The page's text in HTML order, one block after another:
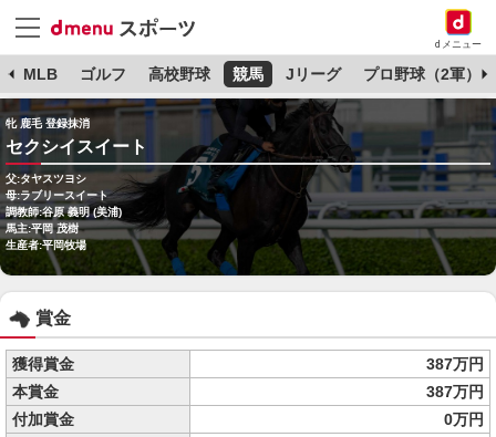
dメニュー
MLB ゴルフ 高校野球 競馬 Jリーグ プロ野球（2軍）
牝 鹿毛 登録抹消
セクシイスイート
父:タヤスツヨシ
母:ラブリースイート
調教師:谷原 義明 (美浦)
馬主:平岡 茂樹
生産者:平岡牧場
賞金
獲得賞金
387万円
本賞金
387万円
付加賞金
0万円